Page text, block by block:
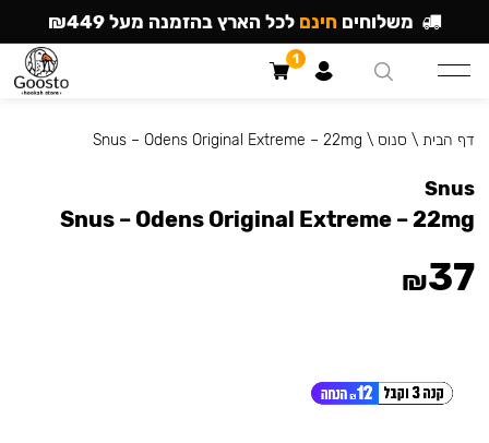
דף הבית \ סנוס \
Snus – Odens Original Extreme – 22mg
Snus
Snus – Odens Original Extreme – 22mg
₪37
משלוחים חינם לכל הארץ בהזמנה מעל ₪449
1